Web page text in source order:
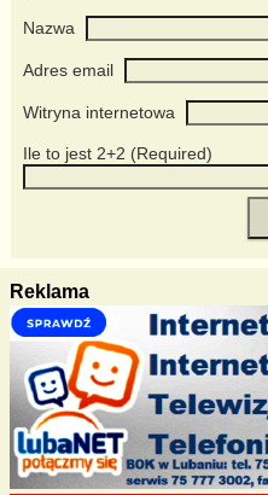
Nazwa
Adres email
Witryna internetowa
Ile to jest 2+2 (Required)
Reklama